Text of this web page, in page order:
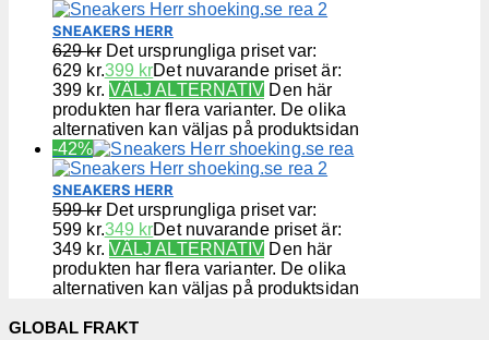
SNEAKERS HERR
629kr Det ursprungliga priset var:
629 kr.399 krDet nuvarande priset är:
399 kr. VÄLJ ALTERNATIV Den här
produkten har flera varianter. De olika
alternativen kan väljas på produktsidan
-42%
SNEAKERS HERR
599kr Det ursprungliga priset var:
599 kr.349 krDet nuvarande priset är:
349 kr. VÄLJ ALTERNATIV Den här
produkten har flera varianter. De olika
alternativen kan väljas på produktsidan
GLOBAL FRAKT